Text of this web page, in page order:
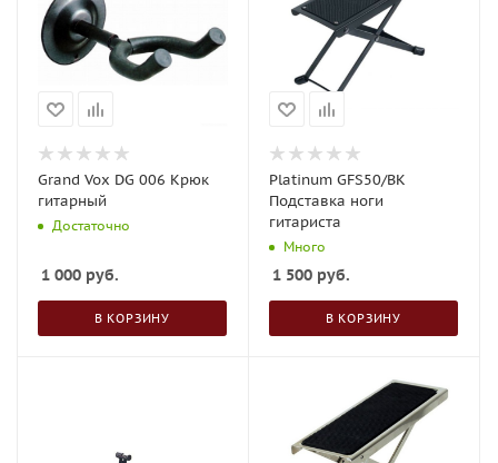
Grand Vox DG 006 Крюк
гитарный
Достаточно
1 000 руб.
В КОРЗИНУ
Platinum GFS50/BK
Подставка ноги
гитариста
Много
1 500 руб.
В КОРЗИНУ